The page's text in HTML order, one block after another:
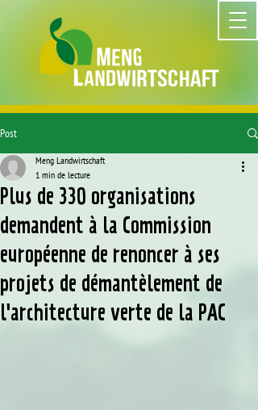
Post
Plus de 330 organisations
demandent à la Commission
européenne de renoncer à ses
projets de démantèlement de
l'architecture verte de la PAC
Meng Landwirtschaft
1 min de lecture